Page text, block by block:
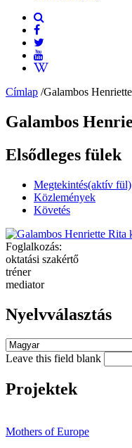
Címlap /Galambos
Galambos
Elsődleges fülek
Megtekintés(aktív fül)
Közlemények
Követés
Foglalkozás:
oktatási szakértő
tréner
mediator
Nyelvválasztás
Leave this field blank
Projektek
Mothers of Europe